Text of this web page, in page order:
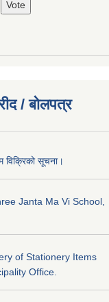
/ बोलपत्र
विक्रिको सूचना।
Janta Ma Vi School,
of Stationery Items
Office.